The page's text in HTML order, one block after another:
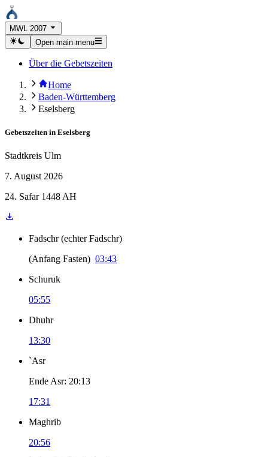
MWL 2007
Open main menu
Über die Gebetszeiten
Home
Baden-Württemberg
Eselsberg
Gebetszeiten in Eselsberg
Stadtkreis Ulm
7. August 2026
24. Safar 1448 AH
Fadschr (echter Fadschr)
(Anfang Fasten) 03:43
Schuruk
05:55
Dhuhr
13:30
`Asr
Ende Asr: 20:13
17:31
Maghrib
20:56